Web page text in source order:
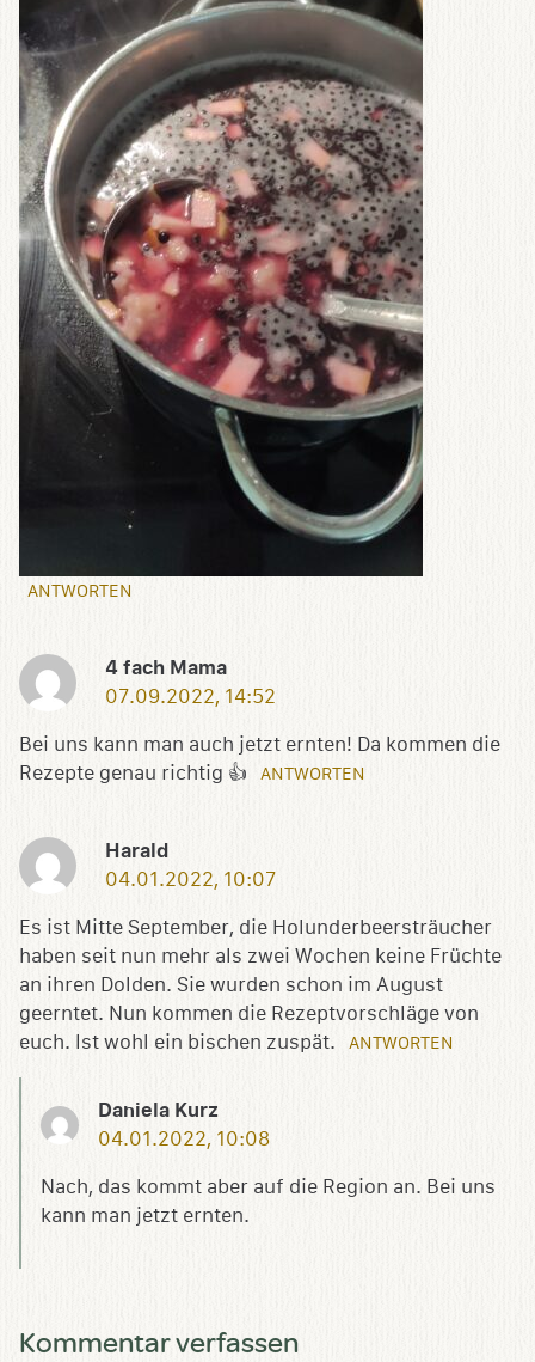
ANTWORTEN
4 fach Mama
07.09.2022, 14:52
Bei uns kann man auch jetzt ernten! Da kommen die
Rezepte genau richtig 👍
ANTWORTEN
Harald
04.01.2022, 10:07
Es ist Mitte September, die Holunderbeersträucher
haben seit nun mehr als zwei Wochen keine Früchte
an ihren Dolden. Sie wurden schon im August
geerntet. Nun kommen die Rezeptvorschläge von
euch. Ist wohl ein bischen zuspät.
ANTWORTEN
Daniela Kurz
04.01.2022, 10:08
Nach, das kommt aber auf die Region an. Bei uns
kann man jetzt ernten.
Kommentar verfassen